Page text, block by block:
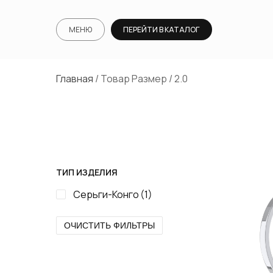
МЕНЮ ПЕРЕЙТИ В КАТАЛОГ
Главная / Товар Размер / 2.0
ТИП ИЗДЕЛИЯ
Серьги-Конго (1)
ОЧИСТИТЬ ФИЛЬТРЫ